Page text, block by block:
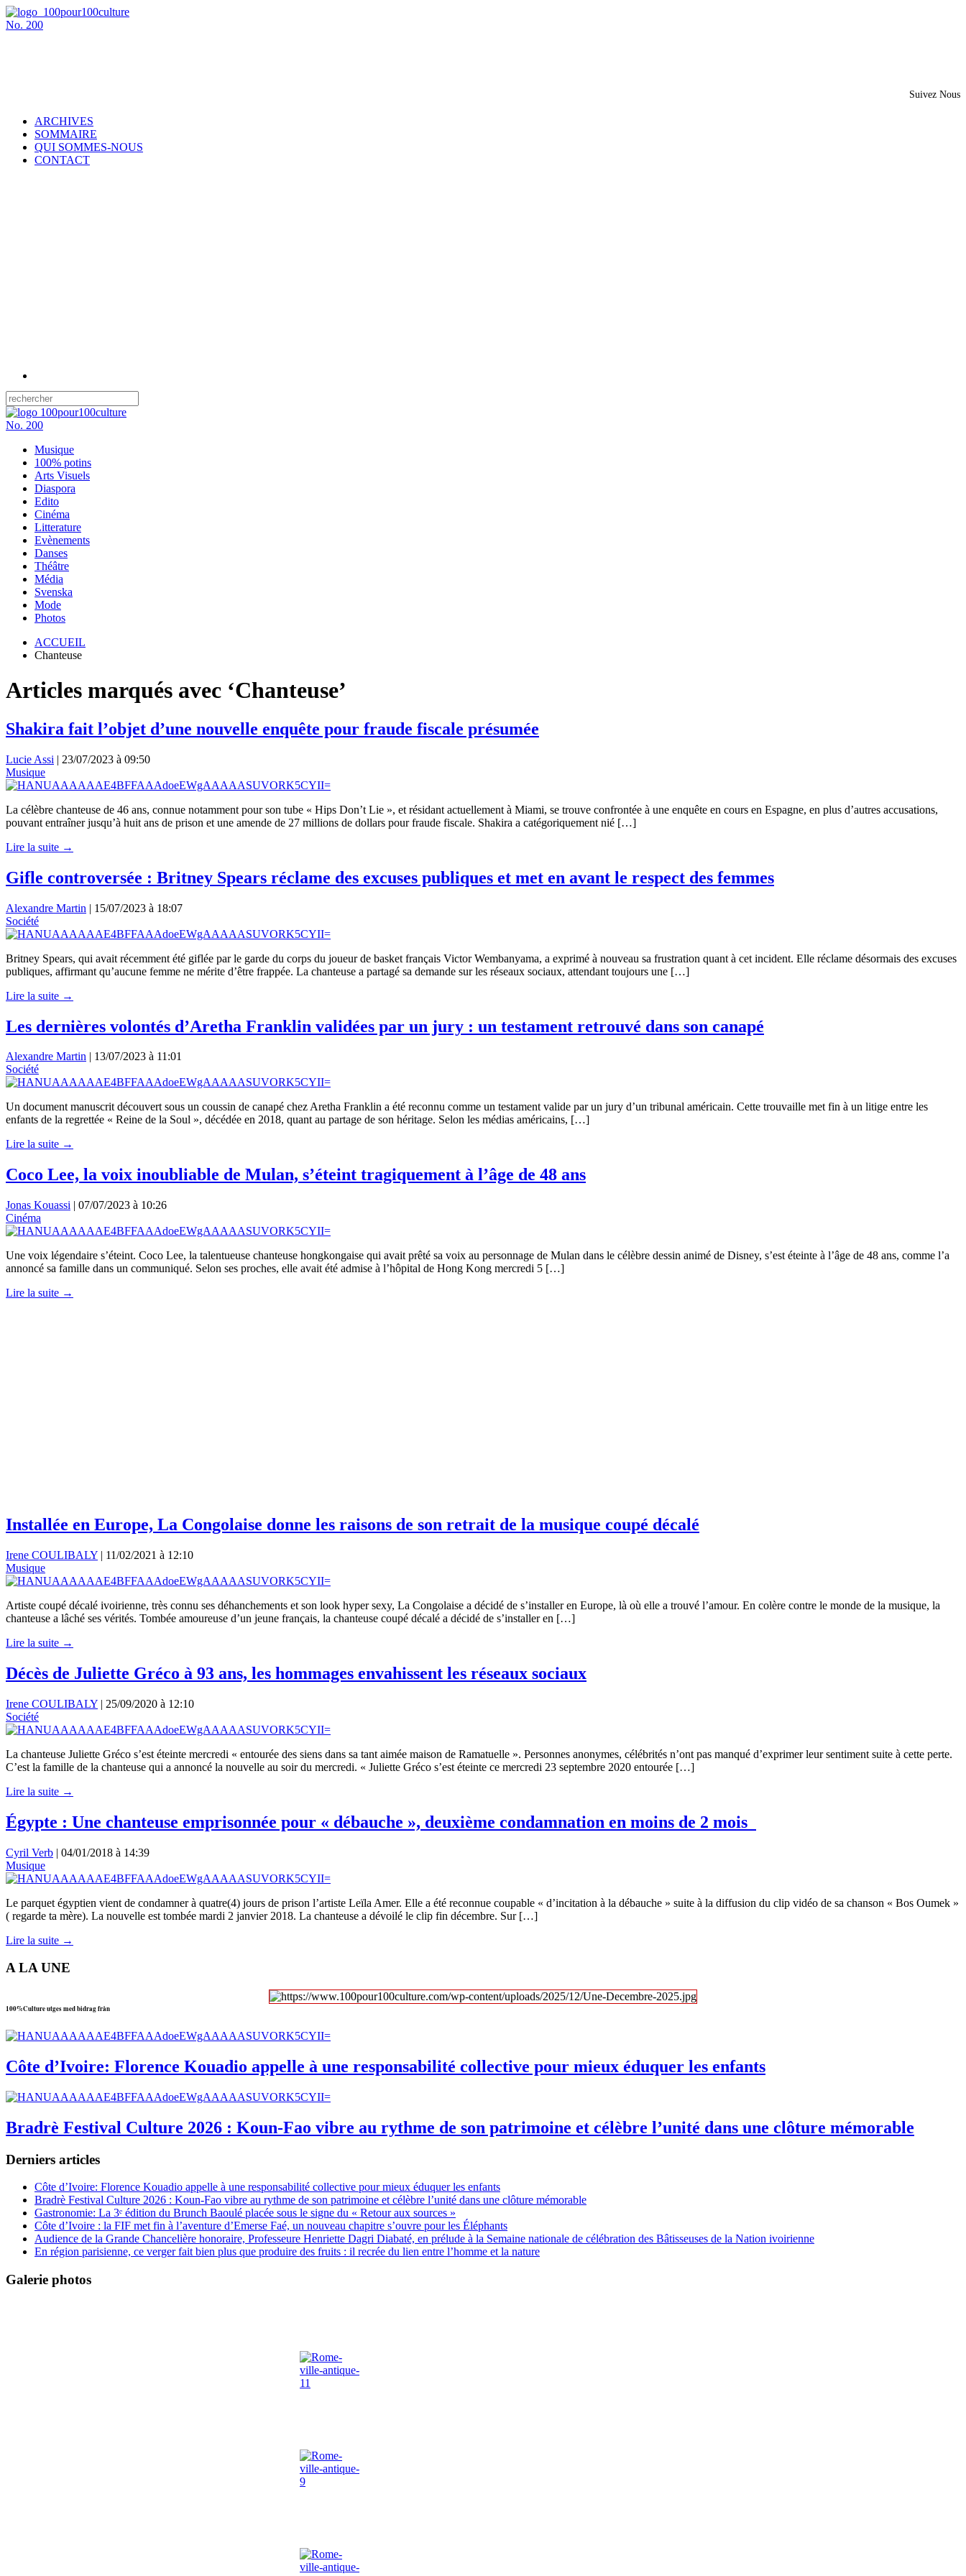
No. 200
Suivez Nous
ARCHIVES
SOMMAIRE
QUI SOMMES-NOUS
CONTACT
No. 200
Musique
100% potins
Arts Visuels
Diaspora
Edito
Cinéma
Litterature
Evènements
Danses
Théâtre
Média
Svenska
Mode
Photos
ACCUEIL
Chanteuse
Articles marqués avec ‘Chanteuse’
Shakira fait l’objet d’une nouvelle enquête pour fraude fiscale présumée
Lucie Assi | 23/07/2023 à 09:50
Musique
La célèbre chanteuse de 46 ans, connue notamment pour son tube « Hips Don’t Lie », et résidant actuellement à Miami, se trouve confrontée à une enquête en cours en Espagne, en plus d’autres accusations,
pouvant entraîner jusqu’à huit ans de prison et une amende de 27 millions de dollars pour fraude fiscale. Shakira a catégoriquement nié […]
Lire la suite →
Gifle controversée : Britney Spears réclame des excuses publiques et met en avant le respect des femmes
Alexandre Martin | 15/07/2023 à 18:07
Société
Britney Spears, qui avait récemment été giflée par le garde du corps du joueur de basket français Victor Wembanyama, a exprimé à nouveau sa frustration quant à cet incident. Elle réclame désormais des excuses
publiques, affirmant qu’aucune femme ne mérite d’être frappée. La chanteuse a partagé sa demande sur les réseaux sociaux, attendant toujours une […]
Lire la suite →
Les dernières volontés d’Aretha Franklin validées par un jury : un testament retrouvé dans son canapé
Alexandre Martin | 13/07/2023 à 11:01
Société
Un document manuscrit découvert sous un coussin de canapé chez Aretha Franklin a été reconnu comme un testament valide par un jury d’un tribunal américain. Cette trouvaille met fin à un litige entre les
enfants de la regrettée « Reine de la Soul », décédée en 2018, quant au partage de son héritage. Selon les médias américains, […]
Lire la suite →
Coco Lee, la voix inoubliable de Mulan, s’éteint tragiquement à l’âge de 48 ans
Jonas Kouassi | 07/07/2023 à 10:26
Cinéma
Une voix légendaire s’éteint. Coco Lee, la talentueuse chanteuse hongkongaise qui avait prêté sa voix au personnage de Mulan dans le célèbre dessin animé de Disney, s’est éteinte à l’âge de 48 ans, comme l’a
annoncé sa famille dans un communiqué. Selon ses proches, elle avait été admise à l’hôpital de Hong Kong mercredi 5 […]
Lire la suite →
Installée en Europe, La Congolaise donne les raisons de son retrait de la musique coupé décalé
Irene COULIBALY | 11/02/2021 à 12:10
Musique
Artiste coupé décalé ivoirienne, très connu ses déhanchements et son look hyper sexy, La Congolaise a décidé de s’installer en Europe, là où elle a trouvé l’amour. En colère contre le monde de la musique, la
chanteuse a lâché ses vérités. Tombée amoureuse d’un jeune français, la chanteuse coupé décalé a décidé de s’installer en […]
Lire la suite →
Décès de Juliette Gréco à 93 ans, les hommages envahissent les réseaux sociaux
Irene COULIBALY | 25/09/2020 à 12:10
Société
La chanteuse Juliette Gréco s’est éteinte mercredi « entourée des siens dans sa tant aimée maison de Ramatuelle ». Personnes anonymes, célébrités n’ont pas manqué d’exprimer leur sentiment suite à cette perte.
C’est la famille de la chanteuse qui a annoncé la nouvelle au soir du mercredi. « Juliette Gréco s’est éteinte ce mercredi 23 septembre 2020 entourée […]
Lire la suite →
Égypte : Une chanteuse emprisonnée pour « débauche », deuxième condamnation en moins de 2 mois
Cyril Verb | 04/01/2018 à 14:39
Musique
Le parquet égyptien vient de condamner à quatre(4) jours de prison l’artiste Leïla Amer. Elle a été reconnue coupable « d’incitation à la débauche » suite à la diffusion du clip vidéo de sa chanson « Bos Oumek »
( regarde ta mère). La nouvelle est tombée mardi 2 janvier 2018. La chanteuse a dévoilé le clip fin décembre. Sur […]
Lire la suite →
A LA UNE
100%Culture utges med bidrag från
Côte d’Ivoire: Florence Kouadio appelle à une responsabilité collective pour mieux éduquer les enfants
Bradrè Festival Culture 2026 : Koun-Fao vibre au rythme de son patrimoine et célèbre l’unité dans une clôture mémorable
Derniers articles
Côte d’Ivoire: Florence Kouadio appelle à une responsabilité collective pour mieux éduquer les enfants
Bradrè Festival Culture 2026 : Koun-Fao vibre au rythme de son patrimoine et célèbre l’unité dans une clôture mémorable
Gastronomie: La 3ᵉ édition du Brunch Baoulé placée sous le signe du « Retour aux sources »
Côte d’Ivoire : la FIF met fin à l’aventure d’Emerse Faé, un nouveau chapitre s’ouvre pour les Éléphants
Audience de la Grande Chancelière honoraire, Professeure Henriette Dagri Diabaté, en prélude à la Semaine nationale de célébration des Bâtisseuses de la Nation ivoirienne
En région parisienne, ce verger fait bien plus que produire des fruits : il recrée du lien entre l’homme et la nature
Galerie photos